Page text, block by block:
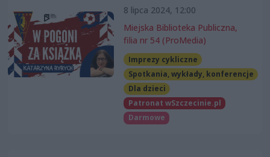
8 lipca 2024, 12:00
Miejska Biblioteka Publiczna,
filia nr 54 (ProMedia)
Imprezy cykliczne
Spotkania, wykłady, konferencje
Dla dzieci
Patronat wSzczecinie.pl
Darmowe